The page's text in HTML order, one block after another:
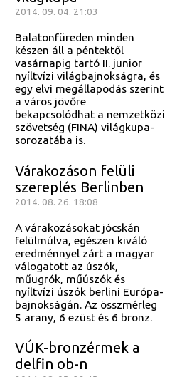
2014. 09. 04. 21:03
Balatonfüreden minden
készen áll a péntektől
vasárnapig tartó II. junior
nyíltvízi világbajnokságra, és
egy elvi megállapodás szerint
a város jövőre
bekapcsolódhat a nemzetközi
szövetség (FINA) világkupa-
sorozatába is.
Várakozáson felüli
szereplés Berlinben
2014. 08. 26. 18:08
A várakozásokat jócskán
felülmúlva, egészen kiváló
eredménnyel zárt a magyar
válogatott az úszók,
műugrók, műúszók és
nyíltvízi úszók berlini Európa-
bajnokságán. Az összmérleg
5 arany, 6 ezüst és 6 bronz.
VÚK-bronzérmek a
delfin ob-n